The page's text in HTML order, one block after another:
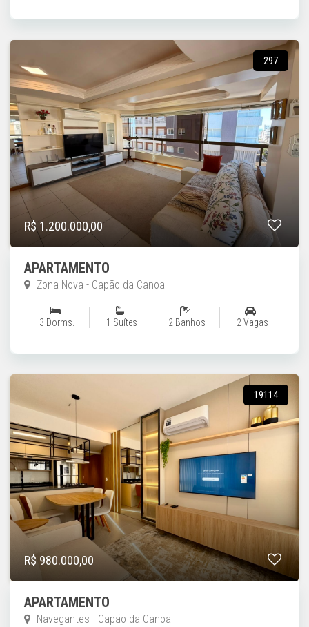
297
R$ 1.200.000,00
APARTAMENTO
Zona Nova - Capão da Canoa
3 Dorms. 1 Suítes 2 Banhos 2 Vagas
19114
R$ 980.000,00
APARTAMENTO
Navegantes - Capão da Canoa